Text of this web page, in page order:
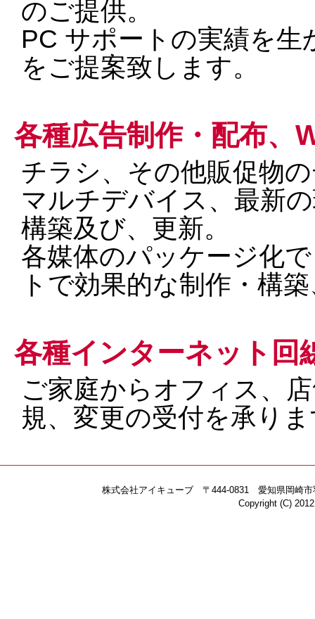
のご提供。
PC サポートの実績を
をご提案致します。
各種広告制作・配布、
チラシ、その他販促物
マルチデバイス、最新
構築及び、更新。
各媒体のパッケージ化
トで効果的な制作・構
各種インターネット回
ご家庭からオフィス、
規、変更の受付を承り
株式会社アイキューブ 〒444-0831 愛知県岡崎
Copyright (C)